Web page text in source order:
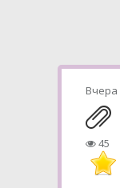
Вчера
45